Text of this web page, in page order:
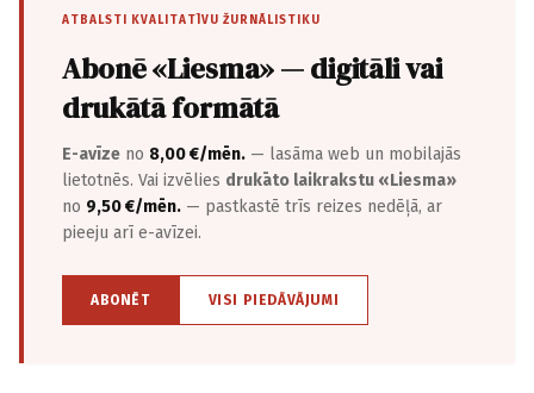
ATBALSTI KVALITATĪVU ŽURNĀLISTIKU
Abonē «Liesma» — digitāli vai
drukātā formātā
E-avīze no 8,00 €/mēn. — lasāma web un mobilajās
lietotnēs. Vai izvēlies drukāto laikrakstu «Liesma»
no 9,50 €/mēn. — pastkastē trīs reizes nedēļā, ar
pieeju arī e-avīzei.
ABONĒT VISI PIEDĀVĀJUMI